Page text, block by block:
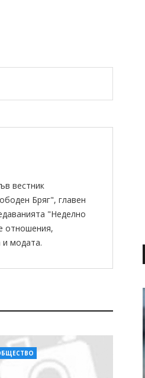
вестник
Бряг", главен
"Неделно
отношения,
и модата.